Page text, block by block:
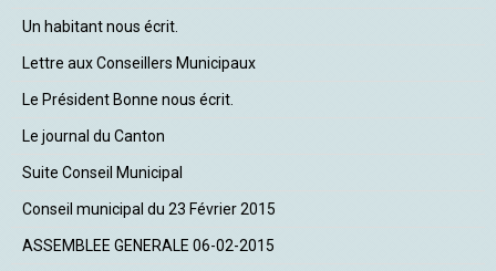
Un habitant nous écrit.
Lettre aux Conseillers Municipaux
Le Président Bonne nous écrit.
Le journal du Canton
Suite Conseil Municipal
Conseil municipal du 23 Février 2015
ASSEMBLEE GENERALE 06-02-2015